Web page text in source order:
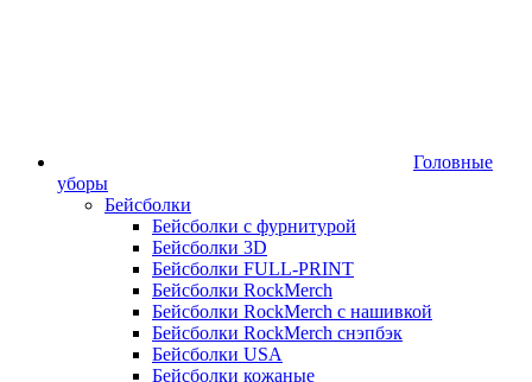
Головные
уборы
Бейсболки
Бейсболки с фурнитурой
Бейсболки 3D
Бейсболки FULL-PRINT
Бейсболки RockMerch
Бейсболки RockMerch с нашивкой
Бейсболки RockMerch снэпбэк
Бейсболки USA
Бейсболки кожаные